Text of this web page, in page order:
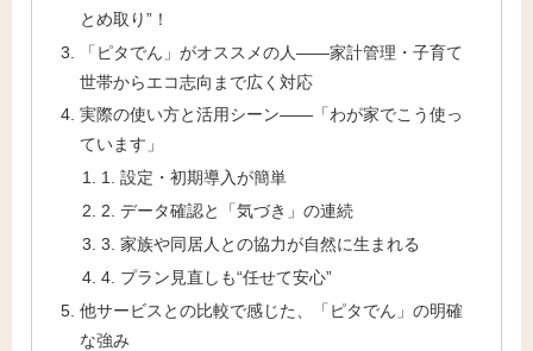
とめ取り”！
「ピタでん」がオススメの人――家計管理・子育て
世帯からエコ志向まで広く対応
実際の使い方と活用シーン――「わが家でこう使っ
ています」
1. 設定・初期導入が簡単
2. データ確認と「気づき」の連続
3. 家族や同居人との協力が自然に生まれる
4. プラン見直しも“任せて安心”
他サービスとの比較で感じた、「ピタでん」の明確
な強み